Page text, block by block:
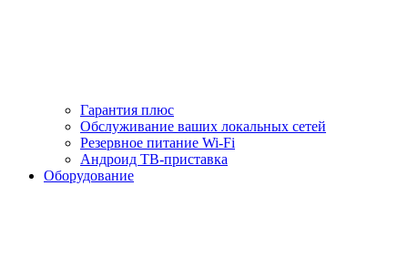
Гарантия плюс
Обслуживание ваших локальных сетей
Резервное питание Wi-Fi
Андроид ТВ-приставка
Оборудование